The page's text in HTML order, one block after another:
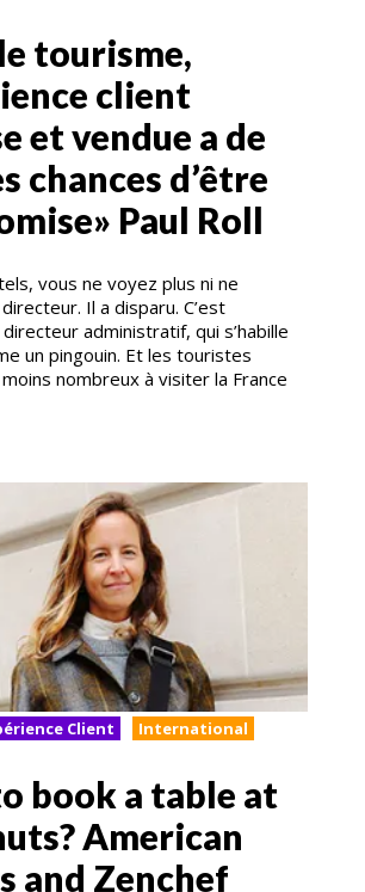
tourisme,
client
et vendue a de
chances d’être
Paul Roll
vous ne voyez plus ni ne
Il a disparu. C’est
administratif, qui s’habille
un pingouin. Et les touristes
nombreux à visiter la France
Client International
book a table at
American
and Zenchef